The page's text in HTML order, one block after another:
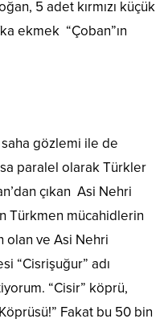
5 adet kırmızı küçük
ekmek “Çoban”ın
gözlemi ile de
paralel olarak Türkler
çıkan Asi Nehri
Türkmen mücahidlerin
olan ve Asi Nehri
“Cisrişuğur” adı
“Cisir” köprü,
Fakat bu 50 bin